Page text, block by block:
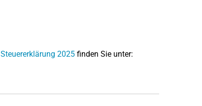
Steuererklärung 2025finden Sie unter: